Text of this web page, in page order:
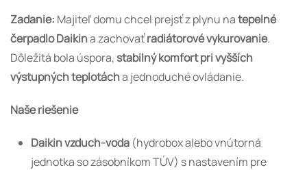
Zadanie: Majiteľ domu chcel prejsť z plynu natepelné
čerpadlo Daikina zachovaťradiátorové vykurovanie.
Dôležitá bola úspora,stabilný komfort pri vyšších
výstupných teplotácha jednoduché ovládanie.
Naše riešenie
Daikin vzduch-voda (hydrobox alebo vnútorná
jednotka so zásobníkom TÚV) s nastavením pre